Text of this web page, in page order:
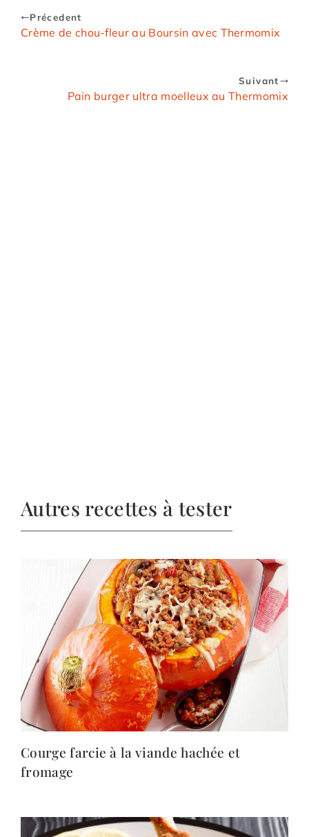
Précedent
Crème de chou-fleur au Boursin avec Thermomix
Suivant
Pain burger ultra moelleux au Thermomix
Autres recettes à tester
Courge farcie à la viande hachée et
fromage